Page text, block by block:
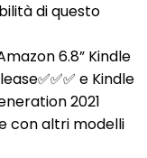
di questo
6.8” Kindle
e Kindle
2021
con altri modelli